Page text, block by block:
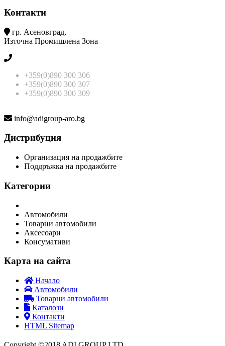
Контакти
гр. Асеновград,
Източна Промишлена Зона
+359(0)890 300 306
+359(0)890 300 307
+359(0)890 300 309
info@adigroup-aro.bg
Дистрибуция
Организация на продажбите
Поддръжка на продажбите
Категории
Автомобили
Товарни автомобили
Аксесоари
Консумативи
Карта на сайта
Начало
Автомобили
Товарни автомобили
Каталози
Контакти
HTML Sitemap